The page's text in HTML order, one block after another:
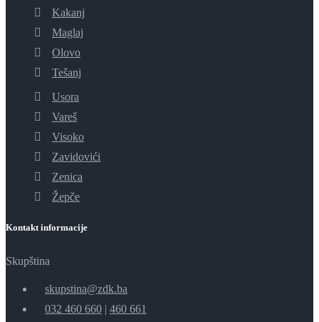
Kakanj
Maglaj
Olovo
Tešanj
Usora
Vareš
Visoko
Zavidovići
Zenica
Žepče
Kontakt informacije
Skupština
skupstina@zdk.ba
032 460 660 | 460 661